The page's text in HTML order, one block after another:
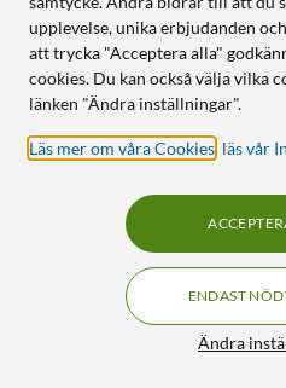
Handla från:
Sverige
Norge
KUNSKAP OCH
upplevelse, unika erbjudanden
att trycka "Acceptera alla"
cookies. Du kan också välja vilka
länken "Ändra inställningar".
Läs mer om våra Cookies läs vår
Ändra
ENDAST